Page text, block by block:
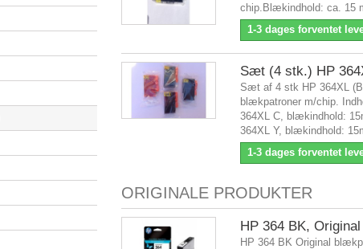
chip.Blækindhold: ca. 15
1-3 dages forventet
Sæt (4 stk.) HP
Sæt af 4 stk HP 364XL
blækpatroner m/chip.
364XL C, blækindhold:
364XL Y, blækindhold:
1-3 dages forventet
ORIGINALE PRODUKTER
HP 364 BK,
HP 364 BK Original